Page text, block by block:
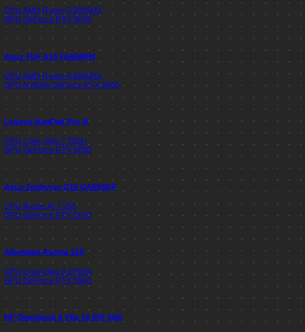
CPU AMD Ryzen 9 9955HX
GPU GeForce RTX 5070
Asus TUF A16 FA608PM
CPU AMD Ryzen 9 8940HX
GPU NVIDIA GeForce RTX 5060
Lenovo IdeaPad Pro 5i
CPU Core Ultra 7 255H
GPU GeForce RTX 5050
Asus Zephyrus G16 GA605KP
CPU Ryzen AI 7 350
GPU GeForce RTX 5070
Alienware Aurora 16X
CPU Core Ultra 9 275HX
GPU GeForce RTX 5060
HP Omnibook X Flip 16 (R5 340)